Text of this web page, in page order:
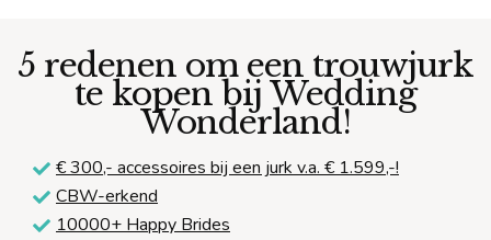
5 redenen om een trouwjurk
te kopen bij Wedding
Wonderland!
€ 300,- accessoires bij een jurk v.a. € 1.599,-!
CBW-erkend
10000+ Happy Brides